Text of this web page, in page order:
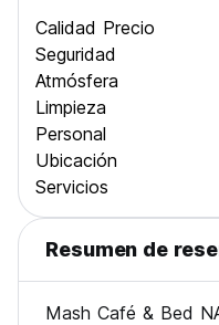
Calidad Precio
Seguridad
Atmósfera
Limpieza
Personal
Ubicación
Servicios
Resumen de
Mash Café & Bed